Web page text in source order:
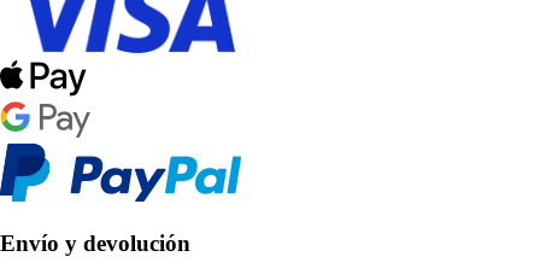
Envío y devolución